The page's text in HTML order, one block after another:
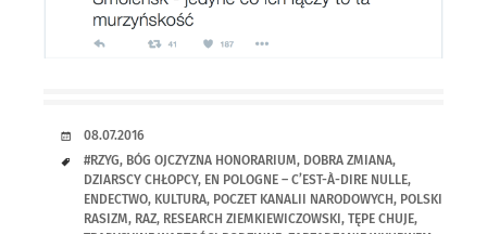
RANDKA
08.07.2016
TAGI
#RZYG, BÓG OJCZYZNA HONORARIUM, DOBRA ZMIANA,
DZIARSCY CHŁOPCY, EN POLOGNE – C’EST-À-DIRE NULLE,
ENDECTWO, KULTURA, POCZET KANALII NARODOWYCH, POLSKI
RASIZM, RAZ, RESEARCH ZIEMKIEWICZOWSKI , TĘPE CHUJE,